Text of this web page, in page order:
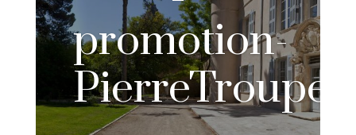
promotion-
PierreTroupel